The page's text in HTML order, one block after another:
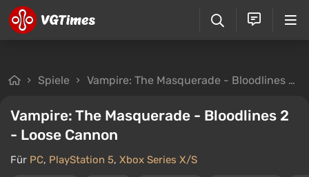
Spiele Vampire: The Masquerade - Bloodlines 2 - Loose Cannon
Vampire: The Masquerade - Bloodlines 2
- Loose Cannon
Für PC, PlayStation 5, Xbox Series X/S